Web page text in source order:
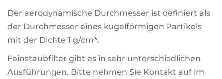
Der aerodynamische Durchmesser ist definiert als
der Durchmesser eines kugelförmigen Partikels
mit der Dichte 1 g/cm³.
Feinstaubfilter gibt es in sehr unterschiedlichen
Ausführungen. Bitte nehmen Sie Kontakt auf im